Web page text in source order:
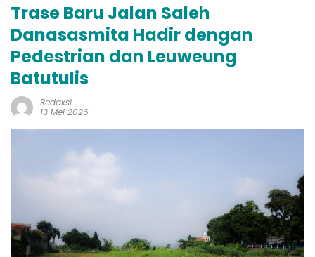
Trase Baru Jalan Saleh
Danasasmita Hadir dengan
Pedestrian dan Leuweung
Batutulis
Redaksi
13 Mei 2026